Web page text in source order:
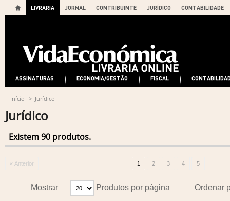
LIVRARIA JORNAL CONTRIBUINTE JURÍDICO CONTABILIDADE
ASSINATURAS ECONOMIA/GESTÃO FISCAL
Início > Jurídico
Jurídico
Existem 90 produtos.
« Anterior 1 2 3 4 5
Ordenar
Mostrar Produtos por página